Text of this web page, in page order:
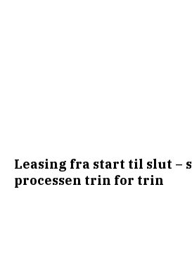
Leasing fra start til slut –
processen trin for trin